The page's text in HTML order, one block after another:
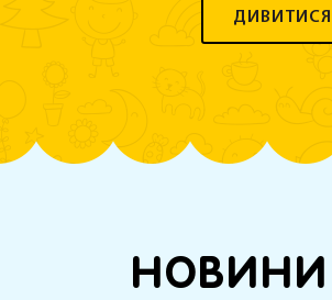
ДИВИТИСЯ
НОВИНИ